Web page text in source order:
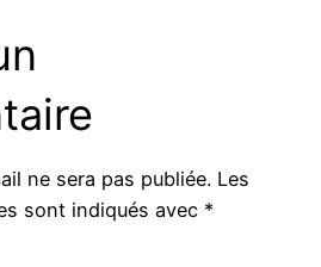
ne sera pas publiée. Les
sont indiqués avec *